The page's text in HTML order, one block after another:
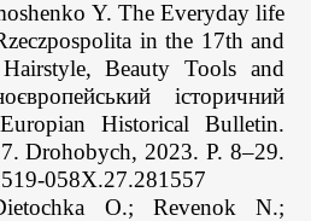
Y. The Everyday life
in the 17th and
Beauty Tools and
історичний
Historical Bulletin.
Drohobych, 2023. P. 8–29.
058X.27.281557
O.; Revenok N.;